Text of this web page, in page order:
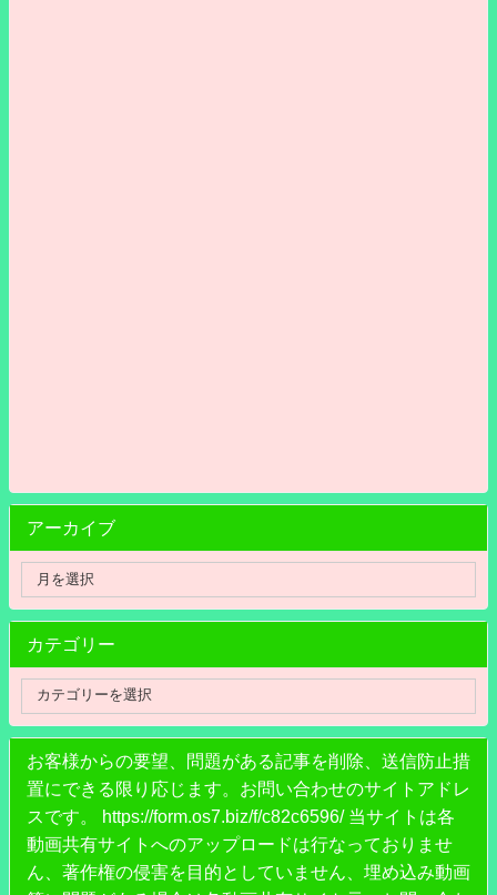
アーカイブ
カテゴリー
お客様からの要望、問題がある記事を削除、送信防止措
置にできる限り応じます。お問い合わせのサイトアドレ
スです。 https://form.os7.biz/f/c82c6596/ 当サイトは各
動画共有サイトへのアップロードは行なっておりませ
ん、著作権の侵害を目的としていません、埋め込み動画